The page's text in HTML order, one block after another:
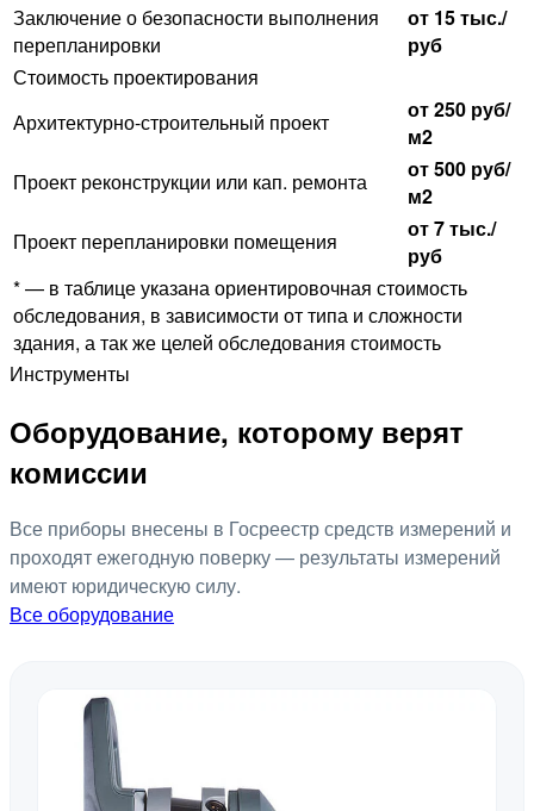
Заключение о безопасности выполнения
перепланировки
от 15 тыс./
руб
Стоимость проектирования
Архитектурно-строительный проект
от 250 руб/
м2
Проект реконструкции или кап. ремонта
от 500 руб/
м2
Проект перепланировки помещения
от 7 тыс./
руб
* — в таблице указана ориентировочная стоимость
обследования, в зависимости от типа и сложности
здания, а так же целей обследования стоимость
Инструменты
Оборудование, которому верят
комиссии
Все приборы внесены в Госреестр средств измерений и
проходят ежегодную поверку — результаты измерений
имеют юридическую силу.
Все оборудование